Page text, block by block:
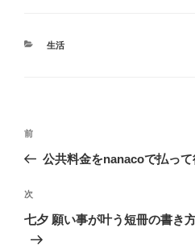
カ
生活
投
ビ
ゲ
ー
過
去
投
稿
前
公共料金をnanacoで払っ
次
の
次
七夕 願い事が叶う短冊の書き